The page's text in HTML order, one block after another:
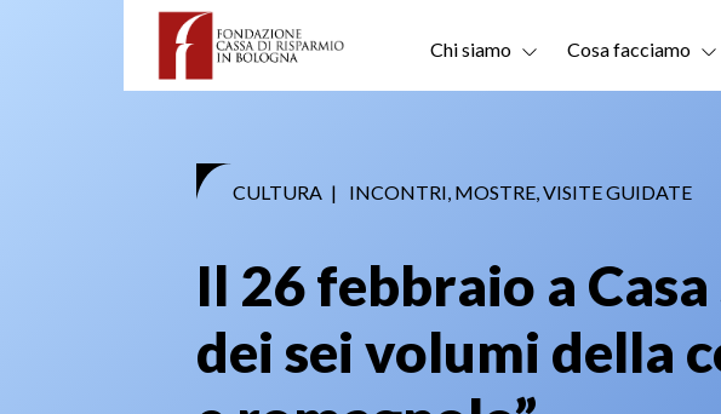
Chi siamo Cosa facciamo
CULTURA | INCONTRI, MOSTRE, VISITE GUIDATE
Il 26 febbraio a
dei sei volumi della